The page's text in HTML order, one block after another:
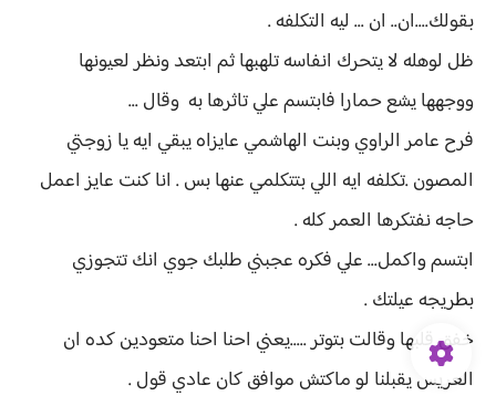
بقولك....ان.. ان ... ليه التكلفه .
ظل لوهله لا يتحرك انفاسه تلهبها ثم ابتعد ونظر لعيونها
ووجهها يشع حمارا فابتسم علي تاثرها به وقال ...
فرح عامر الراوي وبنت الهاشمي عايزاه يبقي ايه يا زوجتي
المصون .تكلفه ايه اللي بتتكلمي عنها بس . انا كنت عايز اعمل
حاجه نفتكرها العمر كله .
ابتسم واكمل... علي فكره عجبني طلبك جوي انك تتجوزي
بطريجه عيلتك .
خفق قلبها وقالت بتوتر .....يعني احنا احنا متعودين كده ان
العريس يقبلنا لو ماكتش موافق كان عادي قول .